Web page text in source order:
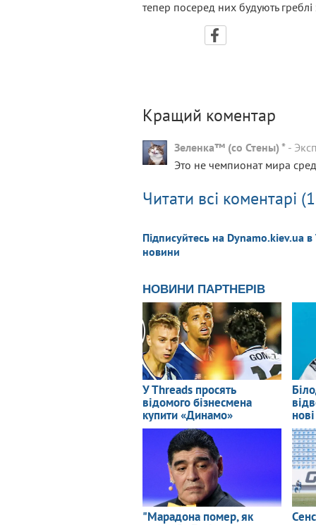
тепер посеред них будують
Кращий коментар
Зеленка™ (со Стены) * -
Это не чемпионат мира
Читати всі коментарі
Підписуйтесь на Dynamo.kiev.ua
новини